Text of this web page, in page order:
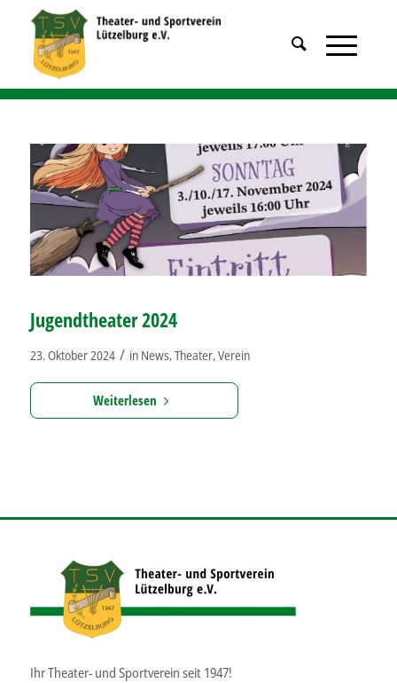
Jugendtheater 2024
23. Oktober 2024 / in News,Theater,Verein
Weiterlesen
Ihr Theater- und Sportverein seit 1947!